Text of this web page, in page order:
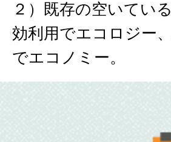
２）既存の空いてい
効利用でエコロジー
でエコノミー。